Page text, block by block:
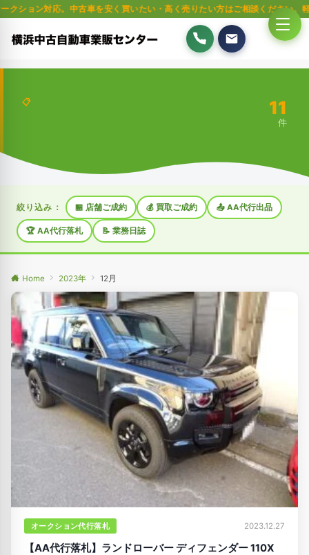
古車を安く買いたい・高く売りたい方はご相談ください。軽自動車・普通
📋 11
件
絞り込み： 🏪 店舗ご成約 💰 買取ご成約 📤 AA代行出品
🏆 AA代行落札 📝 業務日誌
Home 2023年 12月
オークション代行落札 2023.12.27
【AA代行落札】ランドローバー ディフェンダー 110X